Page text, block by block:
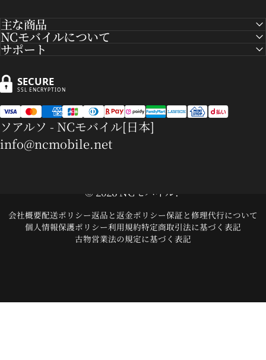
主な商品
NCモバイルについて
サポート
SECURE
SSL ENCRYPTION
ソアルソ - NCモバイル[日本]
info@ncmobile.net
© 2026 NCモバイル.
会社概要配送ポリシー返品と返金ポリシー保証と修理代行について
個人情報保護ポリシー利用規約特定商取引法に基づく表記
古物営業法の規定に基づく表記